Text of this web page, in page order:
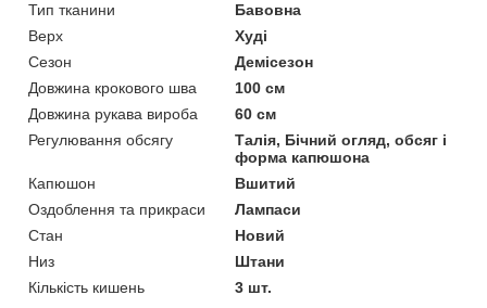
Тип тканини
Бавовна
Верх
Худі
Сезон
Демісезон
Довжина крокового шва
100 см
Довжина рукава вироба
60 см
Регулювання обсягу
Талія, Бічний огляд, обсяг і
форма капюшона
Капюшон
Вшитий
Оздоблення та прикраси
Лампаси
Стан
Новий
Низ
Штани
Кількість кишень
3 шт.